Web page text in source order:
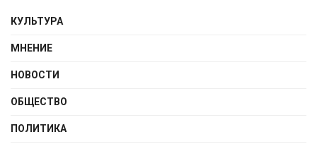
КУЛЬТУРА
МНЕНИЕ
НОВОСТИ
ОБЩЕСТВО
ПОЛИТИКА